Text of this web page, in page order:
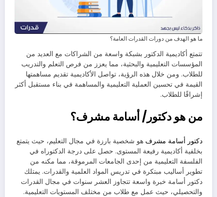
ما هو الهدف من دورات القدرات العامة؟
تتمتع أكاديمية الدكتور بشبكة واسعة من الشراكات مع العديد من
المؤسسات التعليمية والبحثية، مما يعزز من فرص التعلم والتدريب
للطلاب. ومن خلال هذه الرؤية، تواصل الأكاديمية تقديم مساهمتها
القيمة في تحسين العملية التعليمية والمساهمة في بناء مستقبل أكثر
إشراقًا للطلاب.
من هو دكتور/ أسامة مشرف؟
دكتور أسامة مشرف هو شخصية بارزة في مجال التعليم، حيث يتمتع
بخلفية أكاديمية رفيعة المستوى. حصل على درجة الدكتوراه في
الفلسفة التعليمية من إحدى الجامعات المرموقة، مما مكنه من
تطوير أساليب مبتكرة في تدريس المواد العلمية والقدرات. يمتلك
دكتور أسامة خبرة واسعة تتجاوز العشر سنوات في مجال القدرات
والتحصيلي، حيث عمل مع طلاب من مختلف المستويات التعليمية.